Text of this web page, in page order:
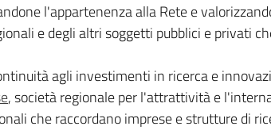
l'appartenenza alla Rete e
e degli altri soggetti pubblici e privati
agli investimenti in ricerca e
, società regionale per l'attrattività e
che raccordano imprese e strutture di